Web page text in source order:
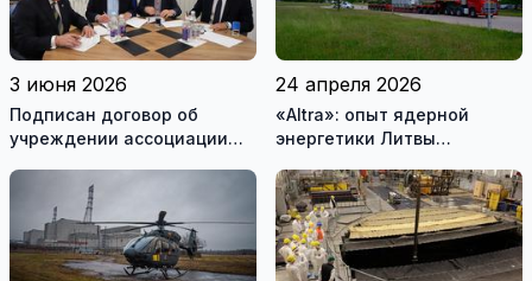
3 июня 2026
Подписан договор об
учреждении ассоциации
24 апреля 2026
«Altra»: опыт ядерной
энергетики Литвы
(фотогалерея)